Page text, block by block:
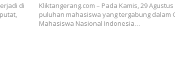
di
Kliktangerang.com – Pada Kamis, 29 Agustus
puluhan mahasiswa yang tergabung dalam
Mahasiswa Nasional Indonesia…